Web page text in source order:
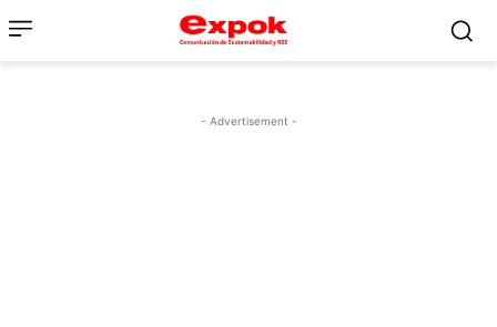
- Advertisement -